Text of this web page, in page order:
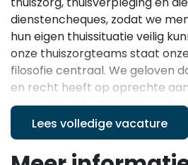
dienstencheques, zodat we
hun eigen thuissituatie veilig
onze thuiszorgteams staat
filosofie centraal. We geloven
en recht heeft op oprechte
levensvreugde. Daarom werk
waar je duurzame relaties mee
zorg die aansluit bij hun unieke
krijg je het vertrouwen en de
Lees volledige vacature